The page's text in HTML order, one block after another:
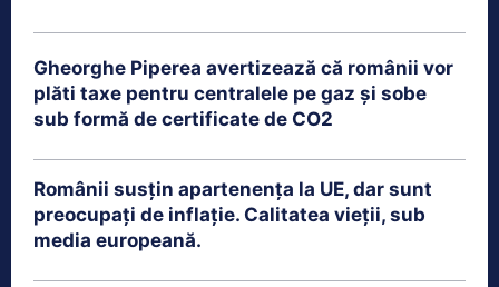
Gheorghe Piperea avertizează că românii vor
plăti taxe pentru centralele pe gaz și sobe
sub formă de certificate de CO2
Românii susțin apartenența la UE, dar sunt
preocupați de inflație. Calitatea vieții, sub
media europeană.